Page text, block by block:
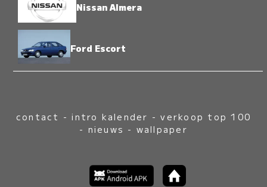
Nissan Almera
Ford Escort
contact -intro kalender -verkoop top 100
- nieuws - wallpaper